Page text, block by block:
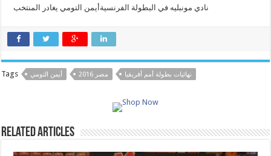
نادي مونبليه في البطولة الفرنسية أيمن التومي يغادر المنتخب
Tags أيمن التومي مصر 2016 نهائيات بطولة أمم أفريقيا
Related Articles